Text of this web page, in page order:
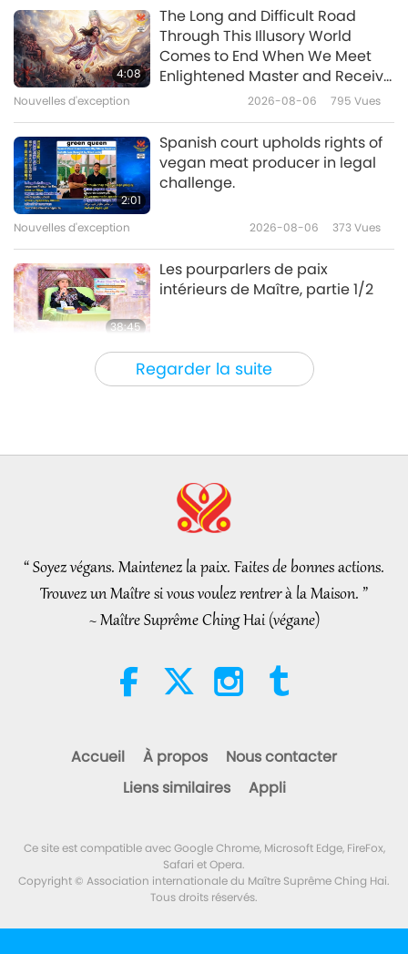
15:03
Passages choisis des Mystiques
de l’Islam : chapitre 1 – Le
chemin – Partie 1/4
16:42
Saint Sutra Akaranga du
jaïnisme : leçons sur la
Regarder la suite
4:08
The Long and Difficult Road
Through This Illusory World
Comes to End When We Meet
Enlightened Master and Receive
Nouvelles d'exception 2026-08-06 795 Vues
2:01
Spanish court upholds rights of
vegan meat producer in legal
challenge.
Nouvelles d'exception 2026-08-06 373Vues
38:45
Les pourparlers de paix
intérieurs de Maître, partie 1/2
Entre Maître et disciples 2026-08-06
25:38
“Fast Charge” Is Wonderful Way
Whenever Material World
Begins to Feel Too Imposing
L’éthique islamique concernant
l’eau : extraits des Hadiths,
Au-delà du calcium : les
“ Soyez végans. Maintenez la paix. Faites de bonnes actions.
Trouvez un Maître si vous voulez rentrer à la Maison. ”
~ Maître Suprême Ching Hai (végane)
Accueil À propos
Nous contacter
Liens similaires
Appli
Ce site est compatible avec Google Chrome, Microsoft Edge, FireFox,
Safari et Opera.
Copyright © Association internationale du Maître Suprême Ching Hai.
Tous droits réservés.